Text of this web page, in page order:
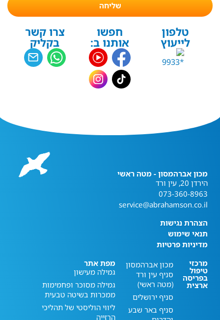
שליחה
טלפון
לייעוץ
חפשו
אותנו ב:
צרו קשר
בקליק
מכון אברהמסון - מטה ראשי
הירדן 20, עין ורד
073-360-8963
service@abrahamson.co.il
הצהרת נגישות
תנאי שימוש
מדיניות פרטיות
מרכזי
טיפול
בפריסה
ארצית
מכון אברהמסון
סניף עין ורד
(מטה ראשי)
סניף ירושלים
סניף באר שבע
מפת אתר
גמילה מעישון
גמילה מסוכר ופחמימות
ממכרות בשיטה טבעית
ליווי הוליסטי של תהליכי
הרזייה